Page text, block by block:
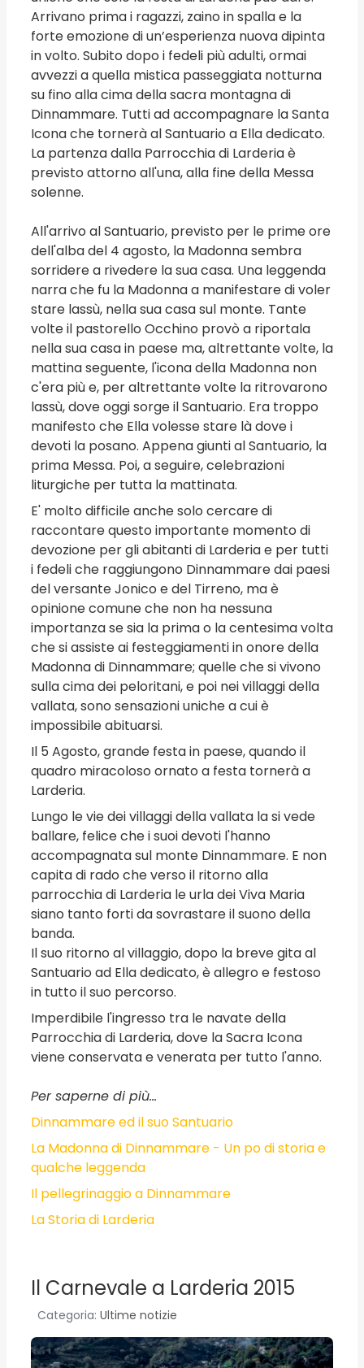
Arrivano prima i ragazzi, zaino in spalla e la
forte emozione di un’esperienza nuova dipinta
in volto. Subito dopo i fedeli più adulti, ormai
avvezzi a quella mistica passeggiata notturna
su fino alla cima della sacra montagna di
Dinnammare. Tutti ad accompagnare la Santa
Icona che tornerà al Santuario a Ella dedicato.
La partenza dalla Parrocchia di Larderia è
previsto attorno all'una, alla fine della Messa
solenne.
All'arrivo al Santuario, previsto per le prime ore
dell'alba del 4 agosto, la Madonna sembra
sorridere a rivedere la sua casa. Una leggenda
narra che fu la Madonna a manifestare di voler
stare lassù, nella sua casa sul monte. Tante
volte il pastorello Occhino provò a riportala
nella sua casa in paese ma, altrettante volte, la
mattina seguente, l'icona della Madonna non
c'era più e, per altrettante volte la ritrovarono
lassù, dove oggi sorge il Santuario. Era troppo
manifesto che Ella volesse stare là dove i
devoti la posano. Appena giunti al Santuario, la
prima Messa. Poi, a seguire, celebrazioni
liturgiche per tutta la mattinata.
E' molto difficile anche solo cercare di
raccontare questo importante momento di
devozione per gli abitanti di Larderia e per tutti
i fedeli che raggiungono Dinnammare dai paesi
del versante Jonico e del Tirreno, ma è
opinione comune che non ha nessuna
importanza se sia la prima o la centesima volta
che si assiste ai festeggiamenti in onore della
Madonna di Dinnammare; quelle che si vivono
sulla cima dei peloritani, e poi nei villaggi della
vallata, sono sensazioni uniche a cui è
impossibile abituarsi.
Il 5 Agosto, grande festa in paese, quando il
quadro miracoloso ornato a festa tornerà a
Larderia.
Lungo le vie dei villaggi della vallata la si vede
ballare, felice che i suoi devoti l'hanno
accompagnata sul monte Dinnammare. E non
capita di rado che verso il ritorno alla
parrocchia di Larderia le urla dei Viva Maria
siano tanto forti da sovrastare il suono della
banda.
Il suo ritorno al villaggio, dopo la breve gita al
Santuario ad Ella dedicato, è allegro e festoso
in tutto il suo percorso.
Imperdibile l'ingresso tra le navate della
Parrocchia di Larderia, dove la Sacra Icona
viene conservata e venerata per tutto l'anno.
Per saperne di più...
Dinnammare ed il suo Santuario
La Madonna di Dinnammare - Un po di storia e
qualche leggenda
Il pellegrinaggio a Dinnammare
La Storia di Larderia
Il Carnevale a Larderia 2015
Categoria: Ultime notizie